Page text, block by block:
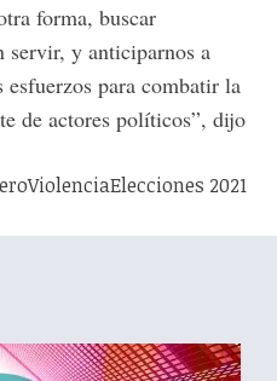
forma, buscar
servir, y anticiparnos a
para combatir la
de actores políticos”, dijo
ViolenciaElecciones 2021